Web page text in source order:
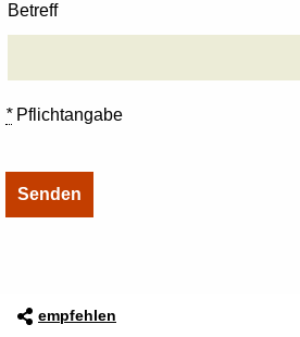
Betreff
*Pflichtangabe
empfehlen